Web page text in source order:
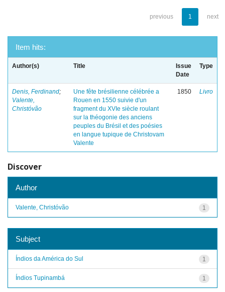
previous 1 next
Item hits:
Author(s) Title
Issue
Date
Type
Denis, Ferdinand;
Valente,
Christóvão
Une fête brésilienne célébrée a
Rouen en 1550 suivie d'un
fragment du XVIe siècle roulant
sur la théogonie des anciens
peuples du Brésil et des poésies
en langue tupique de Christovam
Valente
1850 Livro
Discover
Author
1
Valente, Christóvão
Subject
1
Índios da América do Sul
1
Índios Tupinambá